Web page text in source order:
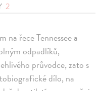
2
na řece Tennessee a
odpadlíků,
průvodce, zato s
dílo, na